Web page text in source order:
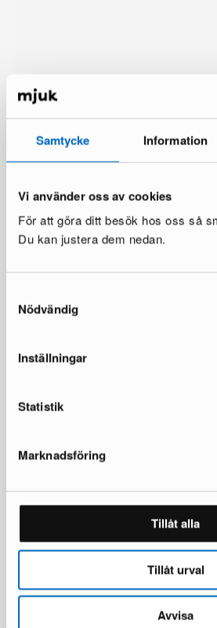
Samtycke Information
Vi använder oss av cookies
För att göra ditt besök hos oss så
Du kan justera dem nedan.
Nödvändig
Inställningar
Statistik
Marknadsföring
Tillåt alla
Tillåt urval
Avvisa
Mer från samma
2 236 kr 3 730 kr